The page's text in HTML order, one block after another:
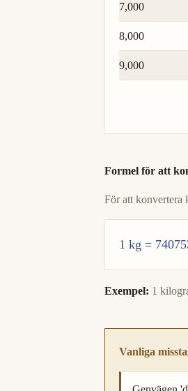
7,000
8,000
9,000
Formel för att
För att konvertera
1 kg =
Exempel: 1
Vanliga